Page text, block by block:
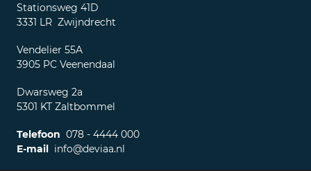
Stationsweg 41D
3331 LR Zwijndrecht
Vendelier 55A
3905 PC Veenendaal
Dwarsweg 2a
5301 KT Zaltbommel
Telefoon 078 - 4444 000
E-mail info@deviaa.nl